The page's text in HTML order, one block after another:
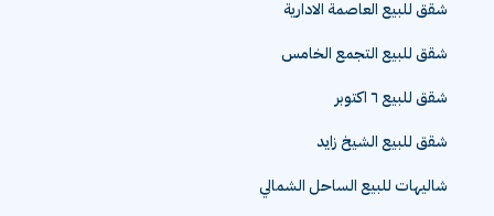
شقق للبيع العاصمة الادارية
شقق للبيع التجمع الخامس
شقق للبيع ٦ اكتوبر
شقق للبيع الشيخ زايد
شاليهات للبيع الساحل الشمالي